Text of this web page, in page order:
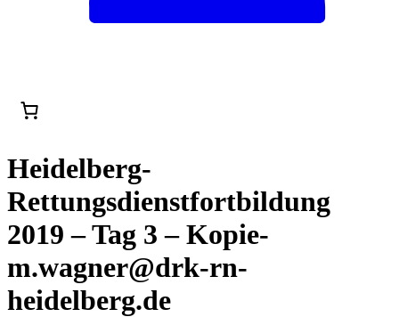
Heidelberg-
Rettungsdienstfortbildung
2019 – Tag 3 – Kopie-
m.wagner@drk-rn-
heidelberg.de